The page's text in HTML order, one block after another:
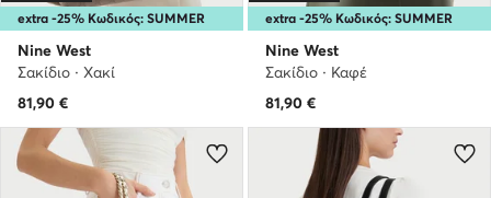
extra -25% Κωδικός: SUMMER
Nine West
Σακίδιο · Χακί
81,90 €
extra -25% Κωδικός: SUMMER
Nine West
Σακίδιο · Καφέ
81,90 €